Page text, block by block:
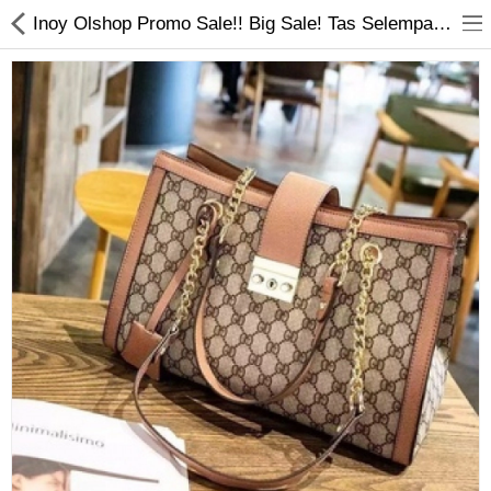
Jam Tangan
Kacamata
Kecantikan
Kesehatan
Mainan
Makanan & Minuman
Pakaian Anak
Inoy Olshop Promo Sale!! Big Sale! Tas Selempang Wanita Tas Slempang Wanita Lev Rante Tutup Tas Wanita Elegan 2021